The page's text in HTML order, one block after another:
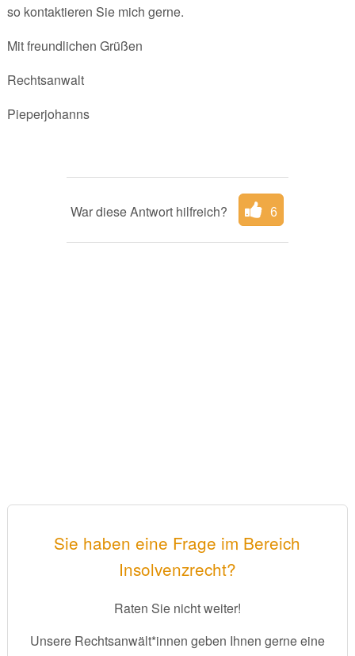
so kontaktieren Sie mich gerne.
Mit freundlichen Grüßen
Rechtsanwalt
Pieperjohanns
War diese Antwort hilfreich? 6
Sie haben eine Frage im Bereich
Insolvenzrecht?
Raten Sie nicht weiter!
Unsere Rechtsanwält*innen geben Ihnen gerne eine